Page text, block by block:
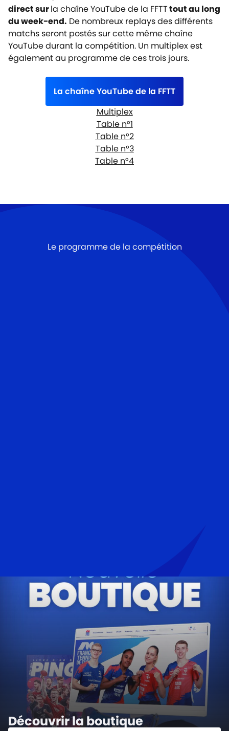
direct surla chaîne YouTube de la FFTTtout au long
du week-end. De nombreux replays des différents
matchs seront postés sur cette même chaîne
YouTube durant la compétition. Un multiplex est
également au programme de ces trois jours.
La chaîne YouTube de la FFTT
Multiplex
Table n°1
Table n°2
Table n°3
Table n°4
Le programme de la compétition
Découvrir la boutique